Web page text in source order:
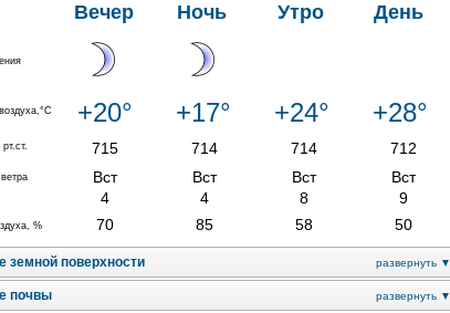
Вечер Ночь Утро День
+20° +17° +24° +28°
715 714 714 712
Вст Вст Вст Вст
4 4 8 9
% 70 85 58 50
земной поверхности развернуть ▼
почвы развернуть ▼